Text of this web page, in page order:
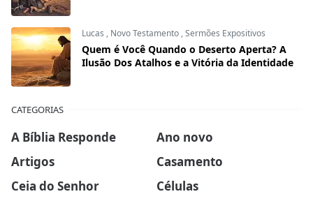
Lucas , Novo Testamento ,Sermões Expositivos
Quem é Você Quando o Deserto Aperta? A
Ilusão Dos Atalhos e a Vitória da Identidade
CATEGORIAS
A Bíblia Responde
Ano novo
Artigos
Casamento
Ceia do Senhor
Células